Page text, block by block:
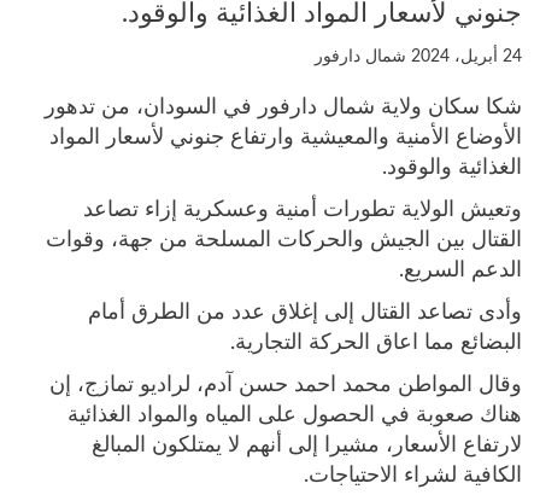
جنوني لأسعار المواد الغذائية والوقود.
24 أبريل، 2024 شمال دارفور
شكا سكان ولاية شمال دارفور في السودان، من تدهور
الأوضاع الأمنية والمعيشية وارتفاع جنوني لأسعار المواد
الغذائية والوقود.
وتعيش الولاية تطورات أمنية وعسكرية إزاء تصاعد
القتال بين الجيش والحركات المسلحة من جهة، وقوات
الدعم السريع.
وأدى تصاعد القتال إلى إغلاق عدد من الطرق أمام
البضائع مما اعاق الحركة التجارية.
وقال المواطن محمد احمد حسن آدم، لراديو تمازج، إن
هناك صعوبة في الحصول على المياه والمواد الغذائية
لارتفاع الأسعار، مشيرا إلى أنهم لا يمتلكون المبالغ
الكافية لشراء الاحتياجات.